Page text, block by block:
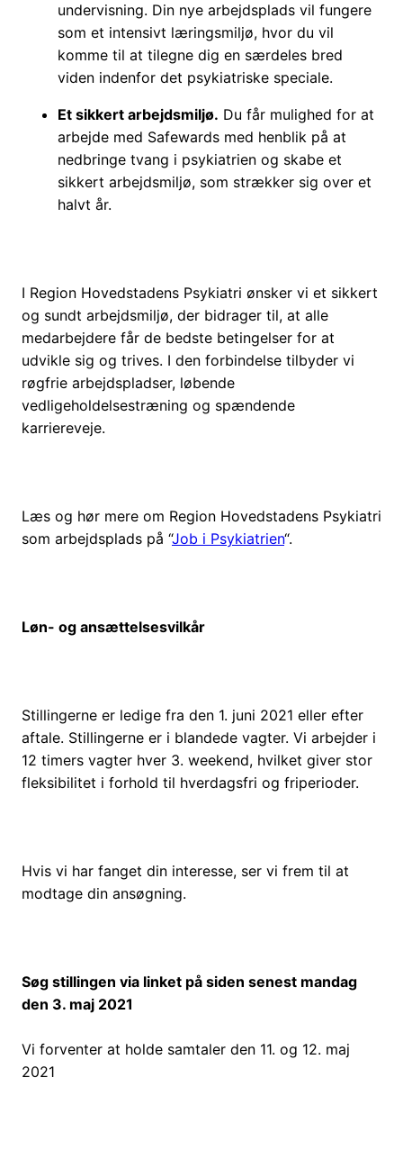
undervisning. Din nye arbejdsplads vil fungere
som et intensivt læringsmiljø, hvor du vil
komme til at tilegne dig en særdeles bred
viden indenfor det psykiatriske speciale.
Et sikkert arbejdsmiljø. Du får mulighed for at
arbejde med Safewards med henblik på at
nedbringe tvang i psykiatrien og skabe et
sikkert arbejdsmiljø, som strækker sig over et
halvt år.
I Region Hovedstadens Psykiatri ønsker vi et sikkert
og sundt arbejdsmiljø, der bidrager til, at alle
medarbejdere får de bedste betingelser for at
udvikle sig og trives. I den forbindelse tilbyder vi
røgfrie arbejdspladser, løbende
vedligeholdelsestræning og spændende
karriereveje.
Læs og hør mere om Region Hovedstadens Psykiatri
som arbejdsplads på “Job i Psykiatrien“.
Løn- og ansættelsesvilkår
Stillingerne er ledige fra den 1. juni 2021 eller efter
aftale. Stillingerne er i blandede vagter. Vi arbejder i
12 timers vagter hver 3. weekend, hvilket giver stor
fleksibilitet i forhold til hverdagsfri og friperioder.
Hvis vi har fanget din interesse, ser vi frem til at
modtage din ansøgning.
Søg stillingen via linket på siden senest mandag
den 3. maj 2021
Vi forventer at holde samtaler den 11. og 12. maj
2021